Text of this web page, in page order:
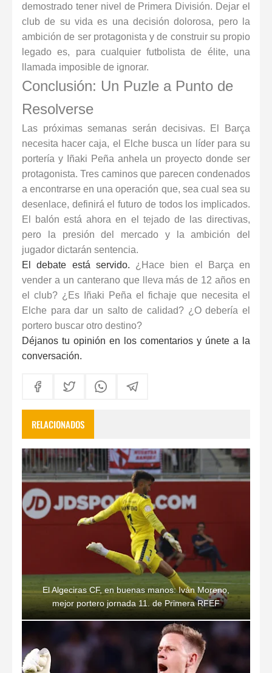
demostrado tener nivel de Primera División. Dejar el
club de su vida es una decisión dolorosa, pero la
ambición de ser protagonista y de construir su propio
legado es, para cualquier futbolista de élite, una
llamada imposible de ignorar.
Conclusión: Un Puzle a Punto de
Resolverse
Las próximas semanas serán decisivas. El Barça
necesita hacer caja, el Elche busca un líder para su
portería y Iñaki Peña anhela un proyecto donde ser
protagonista. Tres caminos que parecen condenados
a encontrarse en una operación que, sea cual sea su
desenlace, definirá el futuro de todos los implicados.
El balón está ahora en el tejado de las directivas,
pero la presión del mercado y la ambición del
jugador dictarán sentencia.
El debate está servido. ¿Hace bien el Barça en
vender a un canterano que lleva más de 12 años en
el club? ¿Es Iñaki Peña el fichaje que necesita el
Elche para dar un salto de calidad? ¿O debería el
portero buscar otro destino?
Déjanos tu opinión en los comentarios y únete a la
conversación.
RELACIONADOS
El Algeciras CF, en buenas manos: Iván Moreno,
mejor portero jornada 11. de Primera RFEF